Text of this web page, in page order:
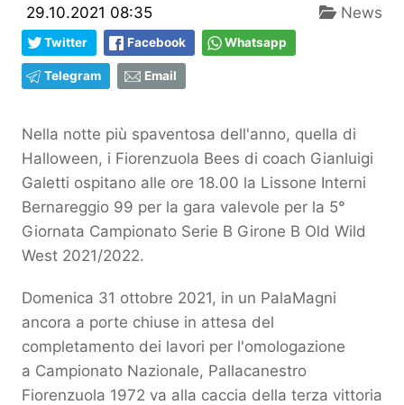
29.10.2021 08:35 News
Twitter Facebook Whatsapp
Telegram Email
Nella notte più spaventosa dell'anno, quella di
Halloween, i Fiorenzuola Bees di coach Gianluigi
Galetti ospitano alle ore 18.00 la Lissone Interni
Bernareggio 99 per la gara valevole per la 5°
Giornata Campionato Serie B Girone B Old Wild
West 2021/2022.
Domenica 31 ottobre 2021, in un PalaMagni
ancora a porte chiuse in attesa del
completamento dei lavori per l'omologazione
a Campionato Nazionale, Pallacanestro
Fiorenzuola 1972 va alla caccia della terza vittoria